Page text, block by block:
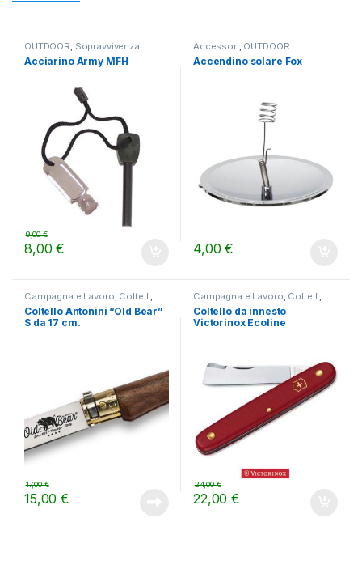
OUTDOOR, Sopravvivenza
Acciarino Army MFH
8,00€
9,00€
Accessori, OUTDOOR
Accendino solare Fox
4,00€
Campagna e Lavoro, Coltelli,
OUTDOOR
Coltello Antonini “Old Bear”
S da 17 cm.
15,00€
17,00€
Campagna e Lavoro, Coltelli,
OUTDOOR
Coltello da innesto
Victorinox Ecoline
22,00€
24,00€